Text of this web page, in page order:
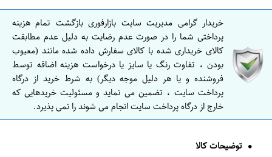
خریدار گرامی مدیریت سایت بازارفوری بازگشت تمام هزینه
پرداختی شما را در صورت عدم رضایت به دلیل عدم مطابقت
کالای خریداری شده با کالای سفارش داده شده مانند (معیوب
بودن ، تفاوت رنگ یا سایز یا درخواست هزینه اضافه توسط
فروشنده و یا هر دلیل موجه دیگر) به شرط خرید از درگاه
پرداخت سایت ، تضمین می نماید و مسئولیت خریدهایی که
خارج از درگاه پرداخت سایت انجام می شوند را نمی پذیرد.
توضیحات کالا